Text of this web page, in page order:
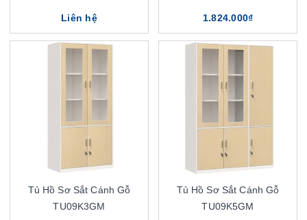
Liên hệ 1.824.000₫
Tủ Hồ Sơ Sắt Cánh Gỗ
TU09K3GM
Tủ Hồ Sơ Sắt Cánh Gỗ
TU09K5GM